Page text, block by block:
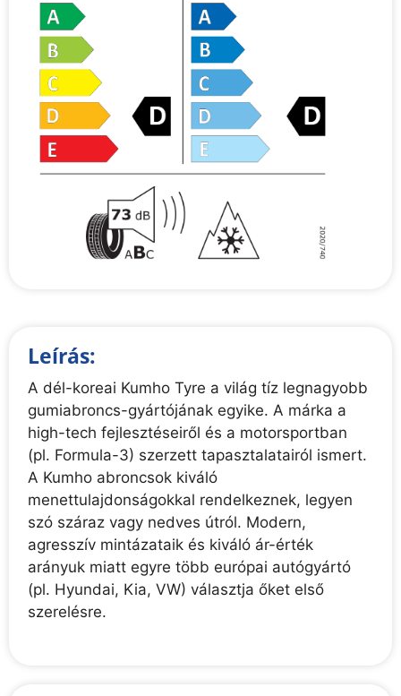
Leírás:
A dél-koreai Kumho Tyre a világ tíz legnagyobb
gumiabroncs-gyártójának egyike. A márka a
high-tech fejlesztéseiről és a motorsportban
(pl. Formula-3) szerzett tapasztalatairól ismert.
A Kumho abroncsok kiváló
menettulajdonságokkal rendelkeznek, legyen
szó száraz vagy nedves útról. Modern,
agresszív mintázataik és kiváló ár-érték
arányuk miatt egyre több európai autógyártó
(pl. Hyundai, Kia, VW) választja őket első
szerelésre.